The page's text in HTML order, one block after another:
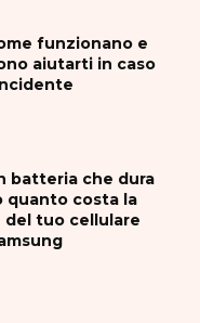
funzionano e
aiutarti in caso
batteria che dura
quanto costa la
del tuo cellulare